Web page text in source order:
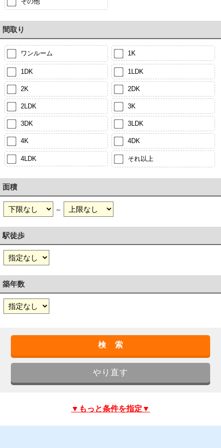
間取り
ワンルーム 1K
1DK 1LDK
2K 2DK
2LDK 3K
3DK 3LDK
4K 4DK
4LDK それ以上
面積
～
駅徒歩
築年数
▼もっと条件を指定▼